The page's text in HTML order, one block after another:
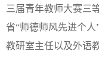
三届青年教师大赛三
省“师德师风先进个人
教研室主任以及外语